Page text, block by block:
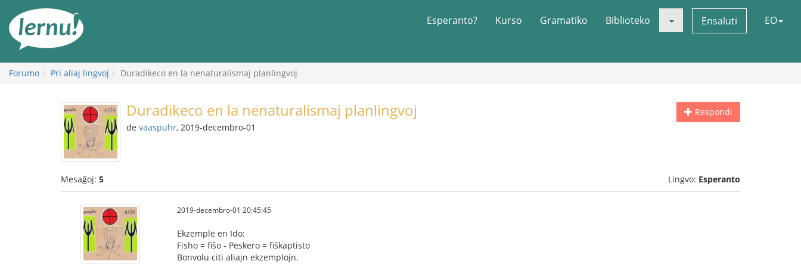
enhavo
Esperanto? Kurso Gramatiko Biblioteko Ensaluti EO
Forumo Pri aliaj lingvoj Duradikeco en la nenaturalismaj planlingvoj
Respondi
Duradikeco en la nenaturalismaj planlingvoj
de vaaspuhr, 2019-decembro-01
Mesaĝoj: 5 Lingvo: Esperanto
2019-decembro-01 20:45:45
Ekzemple en Ido:
Fisho = fiŝo - Peskero = fiŝkaptisto
Bonvolu citi aliajn ekzemplojn.